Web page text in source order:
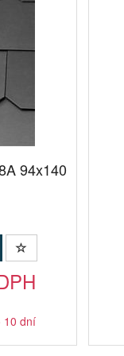
94x140
10 dní